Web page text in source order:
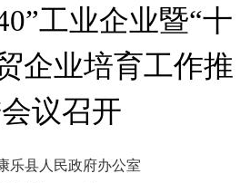
工业企业暨“十
企业培育工作推
议召开
乐县人民政府办公室